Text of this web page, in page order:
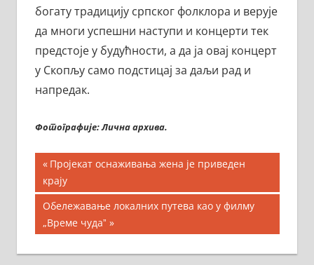
богату традицију српског фолклора и верује
да многи успешни наступи и концерти тек
предстоје у будућности, а да ја овај концерт
у Скопљу само подстицај за даљи рад и
напредак.
Фотографије: Лична архива.
Кретање
чланка
Previous
Post:
Пројекат оснаживања жена је приведен
крају
Next
Post:
Обележавање локалних путева као у филму
„Време чудаˮ